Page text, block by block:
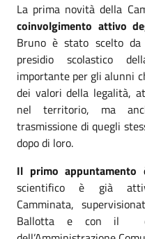
La prima novità della
coinvolgimento attivo
Bruno è stato scelto
presidio scolastico
importante per gli alunni
dei valori della legalità,
nel territorio, ma
trasmissione di quegli
dopo di loro.
Il primo
scientifico è già
Camminata,
Ballotta e con il